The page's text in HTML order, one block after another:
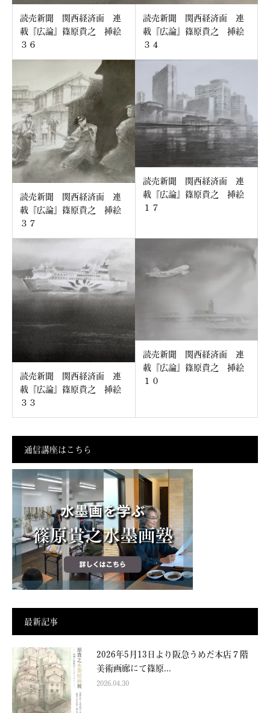
読売新聞 関西経済面 連
載『広論』篠原貴之 挿絵
３６
読売新聞 関西経済面 連
載『広論』篠原貴之 挿絵
３４
読売新聞 関西経済面 連
載『広論』篠原貴之 挿絵
３７
読売新聞 関西経済面 連
載『広論』篠原貴之 挿絵
１７
読売新聞 関西経済面 連
載『広論』篠原貴之 挿絵
３３
読売新聞 関西経済面 連
載『広論』篠原貴之 挿絵
１０
通信講座はこちら
最新記事
2026年5月13日より阪急うめだ本店７階
美術画廊にて篠原...
2026.04.30